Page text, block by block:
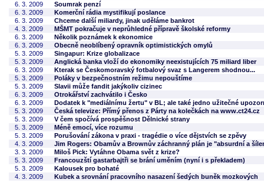
6. 3. 2009
Soumrak penzí
6. 3. 2009
Komerční rádia mystifikují poslance
6. 3. 2009
Chceme další miliardy, jinak uděláme bankrot
4. 3. 2009
MŠMT pokračuje v neprůhledné přípravě školské reformy
6. 3. 2009
Několik poznámek k ekonomice
6. 3. 2009
Obecně neoblíbený opravník optimistických omylů
5. 3. 2009
Singapur: Krize globalizace
5. 3. 2009
Anglická banka vloží do ekonomiky neexistujících 75 miliard liber
6. 3. 2009
Kterak se Českomoravský fotbalový svaz s Langerem shodnou...
5. 3. 2009
Poláky v bezpečnostním režimu nepouštíme
5. 3. 2009
Slavii může fandit jakýkoliv cizinec
6. 3. 2009
Otrokářství zachvátilo i Česko
6. 3. 2009
Dodatek k "mediálnímu žertu" v BL; ale také jedno užitečné
5. 3. 2009
Česká televize: Přímý přenos z Párty na kolečkách na www.ct24.cz
5. 3. 2009
V čem spočívá prospěšnost Dělnické strany
5. 3. 2009
Méně emocí, více rozumu
5. 3. 2009
Porušování zákona v praxi - tragédie o více dějstvích se zpěvy
4. 3. 2009
Jim Rogers: Obamův a Brownův záchranný plán je "absurdní a
3. 3. 2009
Miloš Pick: Vytáhne Obama svět z krize?
5. 3. 2009
Francouzští gastarbajtři se brání uměním (nyní i s překladem)
5. 3. 2009
Kalousek pro bohaté
4. 3. 2009
Kubek a srovnání pracovního nasazení šedých buněk mozkových